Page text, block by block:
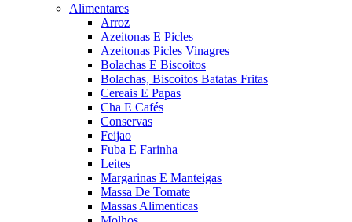
Alimentares
Arroz
Azeitonas E Picles
Azeitonas Picles Vinagres
Bolachas E Biscoitos
Bolachas, Biscoitos Batatas Fritas
Cereais E Papas
Cha E Cafés
Conservas
Feijao
Fuba E Farinha
Leites
Margarinas E Manteigas
Massa De Tomate
Massas Alimenticas